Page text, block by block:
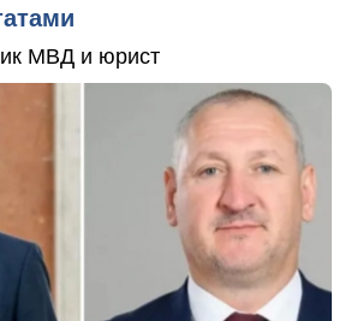
МВД и юрист